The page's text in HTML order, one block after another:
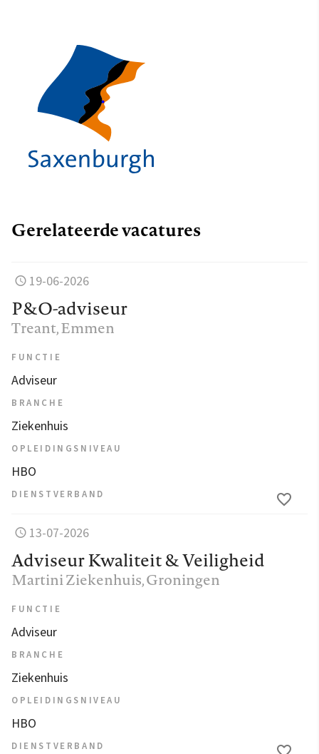
Gerelateerde vacatures
19-06-2026
P&O-adviseur
Treant, Emmen
FUNCTIE
Adviseur
BRANCHE
Ziekenhuis
OPLEIDINGSNIVEAU
HBO
DIENSTVERBAND
13-07-2026
Adviseur Kwaliteit & Veiligheid
Martini Ziekenhuis, Groningen
FUNCTIE
Adviseur
BRANCHE
Ziekenhuis
OPLEIDINGSNIVEAU
HBO
DIENSTVERBAND